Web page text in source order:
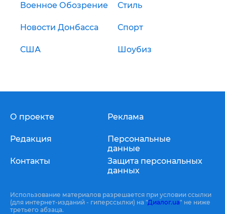
Военное Обозрение Стиль
Новости Донбасса Спорт
США Шоубиз
О проекте
Редакция
Контакты
Реклама
Персональные
данные
Защита персональных
данных
Использование материалов разрешается при условии ссылки
(для интернет-изданий - гиперссылки) на "Диалог.ua" не ниже
третьего абзаца.